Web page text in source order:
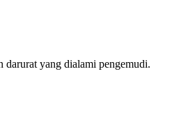
darurat yang dialami pengemudi.